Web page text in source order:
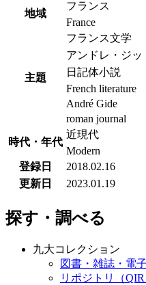
地域
フランス
France
主題
フランス文学
アンドレ・ジッ
日記体小説
French literature
André Gide
roman journal
時代・年代
近現代
Modern
登録日
2018.02.16
更新日
2023.01.19
探す・調べる
九大コレクション
図書・雑誌・電
リポジトリ（QIR